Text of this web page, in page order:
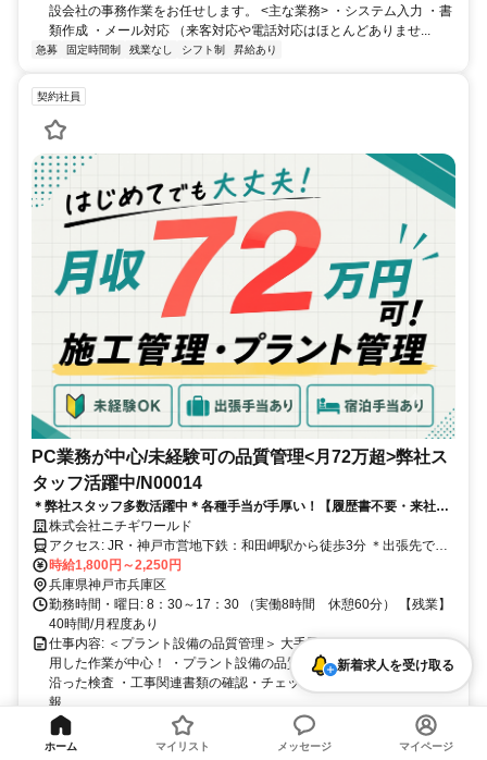
設会社の事務作業をお任せします。 <主な業務> ・システム入力 ・書
類作成 ・メール対応 （来客対応や電話対応はほとんどありませ...
急募 固定時間制 残業なし シフト制 昇給あり
契約社員
PC業務が中心/未経験可の品質管理<月72万超>弊社ス
タッフ活躍中/N00014
＊弊社スタッフ多数活躍中＊各種手当が手厚い！【履歴書不要・来社な
し・かんたん！電話で登録完了】
株式会社ニチギワールド
アクセス: JR・神戸市営地下鉄：和田岬駅から徒歩3分 ＊出張先では
直通送迎バスの利用可
時給1,800円～2,250円
兵庫県神戸市兵庫区
勤務時間・曜日: 8：30～17：30 （実働8時間 休憩60分） 【残業】
40時間/月程度あり
仕事内容: ＜プラント設備の品質管理＞ 大手重工メーカーで PCを使
用した作業が中心！ ・プラント設備の品質検査 ・チェックシートに
沿った検査 ・工事関連書類の確認・チェック業務 ・不具合発生時の
報...
社員登用あり 交通費支給 駅近5分以内
新着求人を受け取る
ホーム マイリスト メッセージ マイページ